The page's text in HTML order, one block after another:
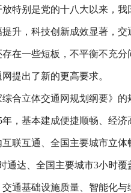
放特别是党的十八大以来，
升，科技创新成效显著，
在一些短板，不平衡不充
提出了新的更高要求。
综合立体交通网规划纲要》的
年，基本建成便捷顺畅、经
联互通、全国主要城市立
通达、全国主要城市3小时覆
交通基础设施质量、智能化